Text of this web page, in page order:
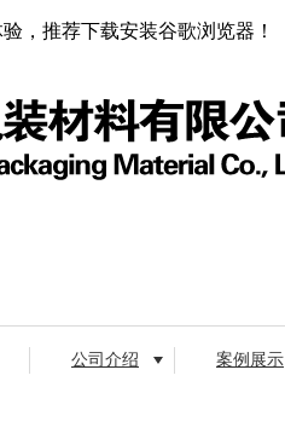
，推荐下载安装谷歌浏览器！
公司介绍 案例展示